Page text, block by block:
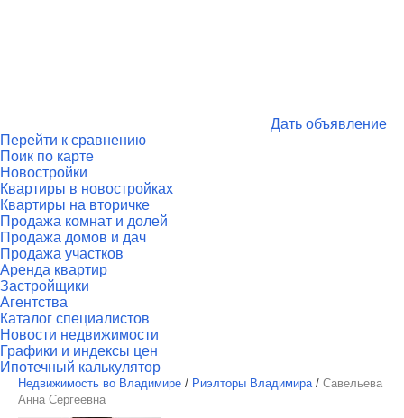
Дать объявление
Перейти к сравнению
Поик по карте
Новостройки
Квартиры в новостройках
Квартиры на вторичке
Продажа комнат и долей
Продажа домов и дач
Продажа участков
Аренда квартир
Застройщики
Агентства
Каталог специалистов
Новости недвижимости
Графики и индексы цен
Ипотечный калькулятор
Недвижимость во Владимире / Риэлторы Владимира / Савельева
Анна Сергеевна